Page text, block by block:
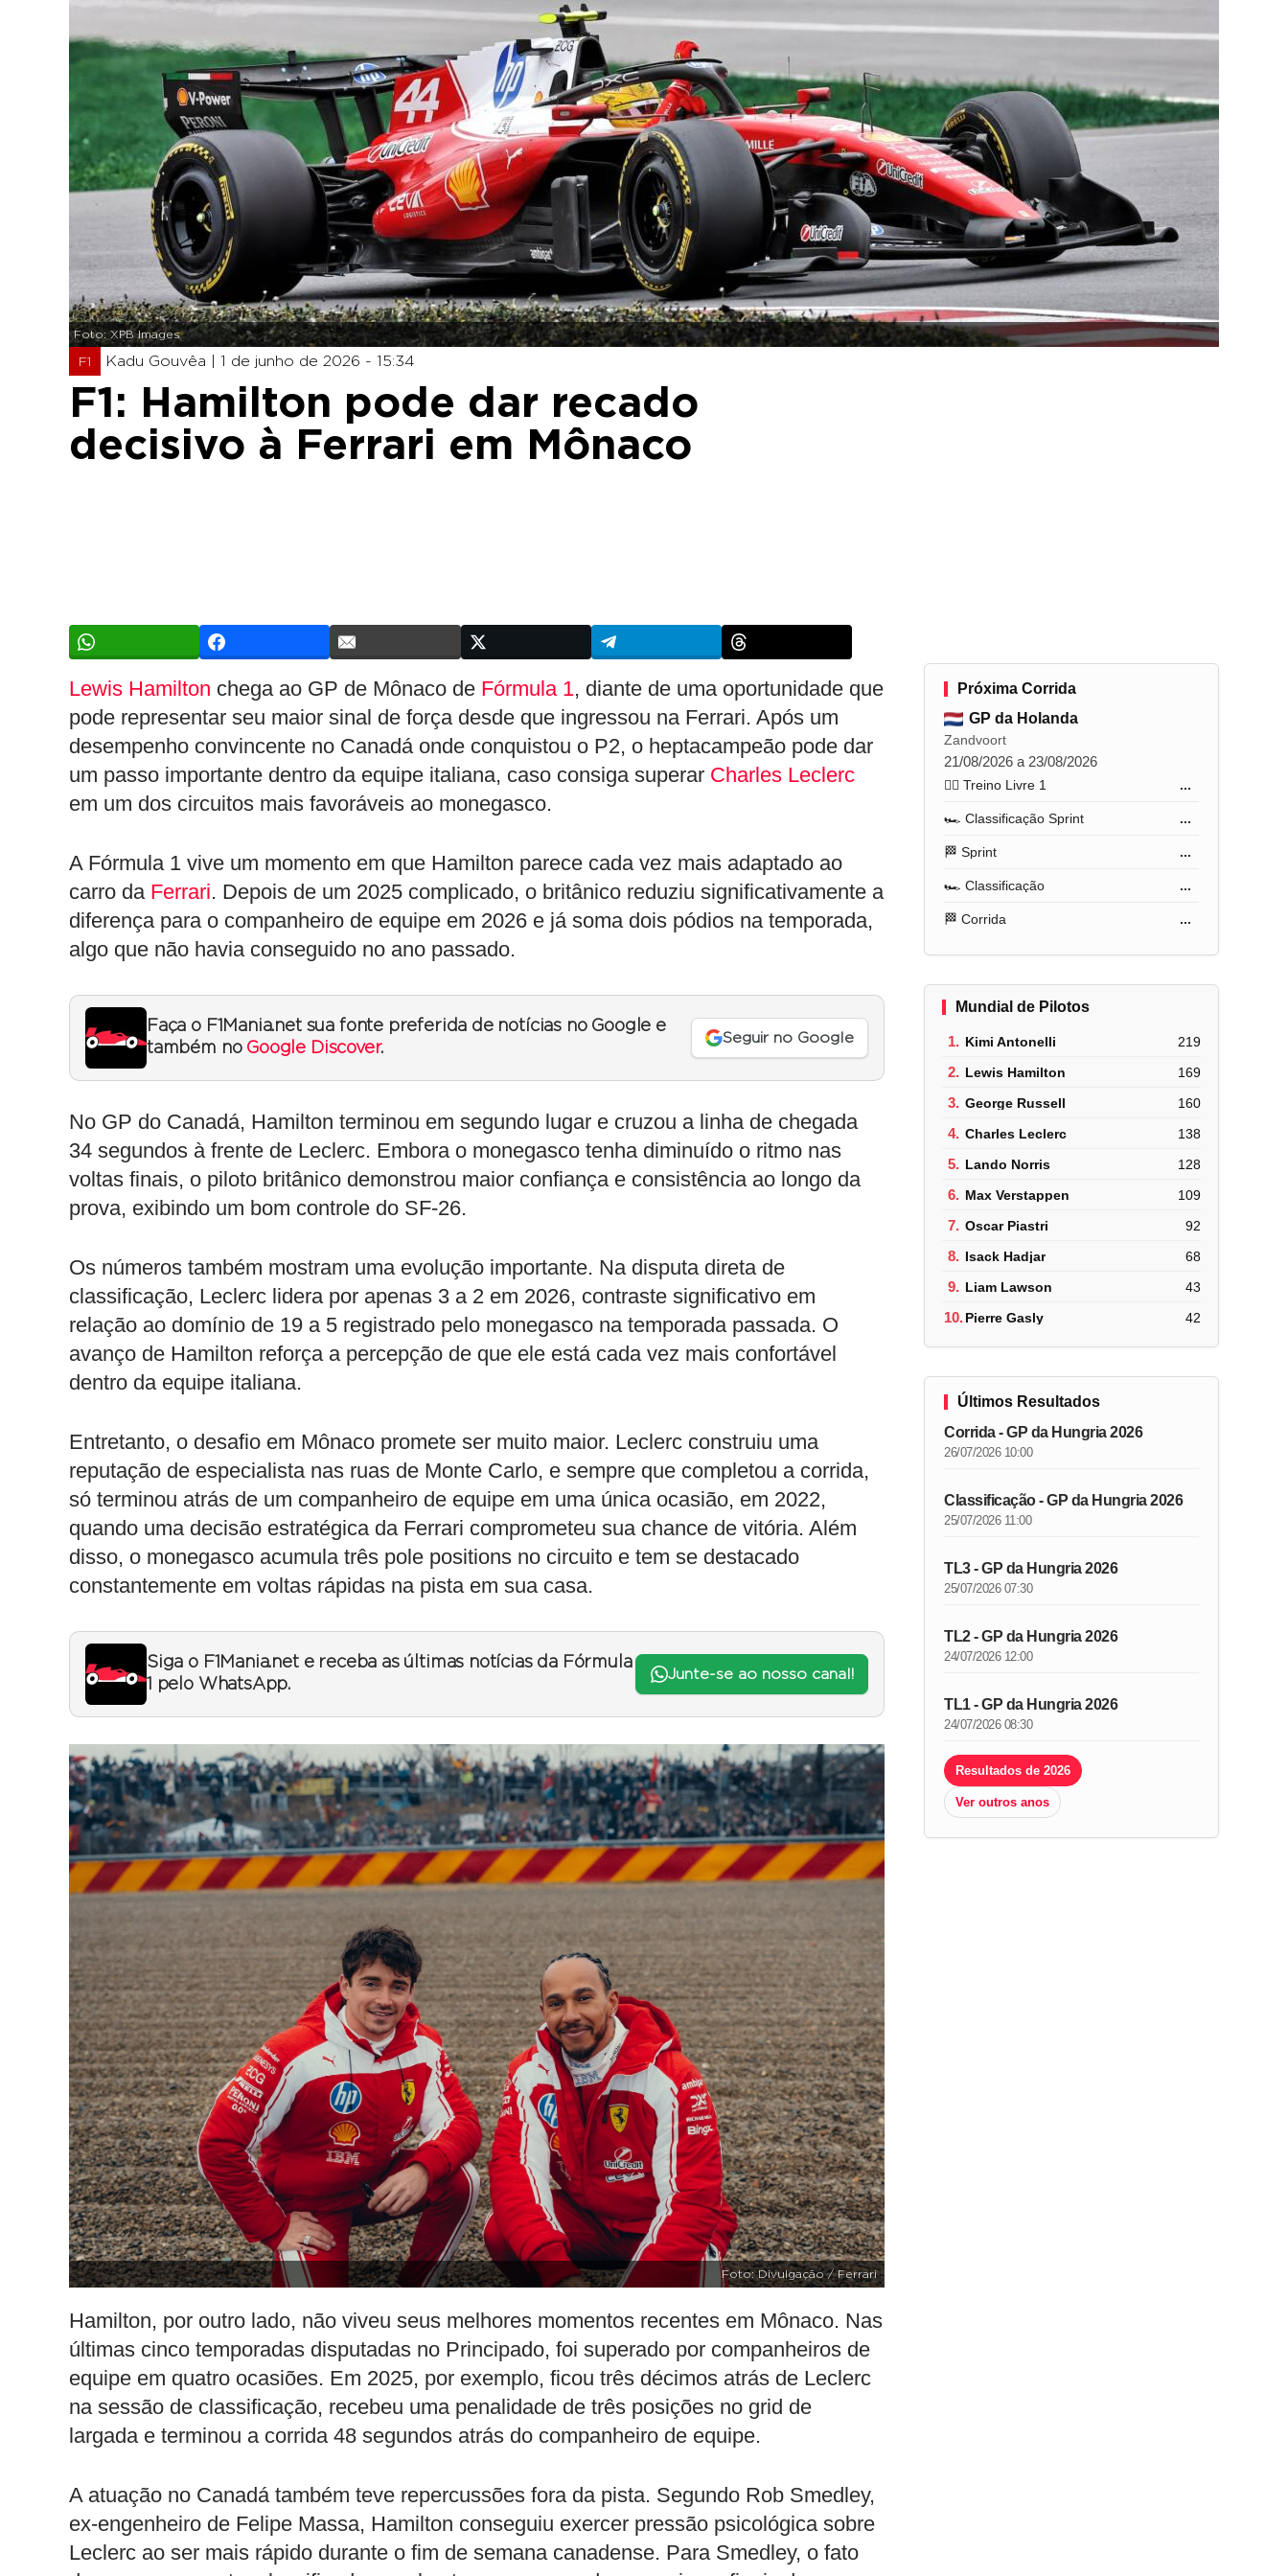
Foto: XPB Images
F1 Kadu Gouvêa | 1 de junho de 2026 - 15:34
F1: Hamilton pode dar recado
decisivo à Ferrari em Mônaco
Lewis Hamilton chega ao GP de Mônaco de Fórmula 1, diante de uma oportunidade que
pode representar seu maior sinal de força desde que ingressou na Ferrari. Após um
desempenho convincente no Canadá onde conquistou o P2, o heptacampeão pode dar
um passo importante dentro da equipe italiana, caso consiga superar Charles Leclerc
em um dos circuitos mais favoráveis ao monegasco.
A Fórmula 1 vive um momento em que Hamilton parece cada vez mais adaptado ao
carro da Ferrari. Depois de um 2025 complicado, o britânico reduziu significativamente a
diferença para o companheiro de equipe em 2026 e já soma dois pódios na temporada,
algo que não havia conseguido no ano passado.
Faça o F1Mania.net sua fonte preferida de notícias no Google e
também no Google Discover.
Seguir no Google
No GP do Canadá, Hamilton terminou em segundo lugar e cruzou a linha de chegada
34 segundos à frente de Leclerc. Embora o monegasco tenha diminuído o ritmo nas
voltas finais, o piloto britânico demonstrou maior confiança e consistência ao longo da
prova, exibindo um bom controle do SF-26.
Os números também mostram uma evolução importante. Na disputa direta de
classificação, Leclerc lidera por apenas 3 a 2 em 2026, contraste significativo em
relação ao domínio de 19 a 5 registrado pelo monegasco na temporada passada. O
avanço de Hamilton reforça a percepção de que ele está cada vez mais confortável
dentro da equipe italiana.
Entretanto, o desafio em Mônaco promete ser muito maior. Leclerc construiu uma
reputação de especialista nas ruas de Monte Carlo, e sempre que completou a corrida,
só terminou atrás de um companheiro de equipe em uma única ocasião, em 2022,
quando uma decisão estratégica da Ferrari comprometeu sua chance de vitória. Além
disso, o monegasco acumula três pole positions no circuito e tem se destacado
constantemente em voltas rápidas na pista em sua casa.
Siga o F1Mania.net e receba as últimas notícias da Fórmula
1 pelo WhatsApp.
Junte-se ao nosso canal!
Foto: Divulgação / Ferrari
Hamilton, por outro lado, não viveu seus melhores momentos recentes em Mônaco. Nas
últimas cinco temporadas disputadas no Principado, foi superado por companheiros de
equipe em quatro ocasiões. Em 2025, por exemplo, ficou três décimos atrás de Leclerc
na sessão de classificação, recebeu uma penalidade de três posições no grid de
largada e terminou a corrida 48 segundos atrás do companheiro de equipe.
A atuação no Canadá também teve repercussões fora da pista. Segundo Rob Smedley,
ex-engenheiro de Felipe Massa, Hamilton conseguiu exercer pressão psicológica sobre
Leclerc ao ser mais rápido durante o fim de semana canadense. Para Smedley, o fato
Próxima Corrida
GP da Holanda
Zandvoort
21/08/2026 a 23/08/2026
🏋️‍♂️ Treino Livre 1 ...
🏎️ Classificação Sprint ...
🏁 Sprint ...
🏎️ Classificação ...
🏁 Corrida ...
Mundial de Pilotos
1. Kimi Antonelli 219
2. Lewis Hamilton 169
3. George Russell 160
4. Charles Leclerc 138
5. Lando Norris 128
6. Max Verstappen 109
7. Oscar Piastri 92
8. Isack Hadjar 68
9. Liam Lawson 43
10.Pierre Gasly 42
Últimos Resultados
Corrida - GP da Hungria 2026
26/07/2026 10:00
Classificação - GP da Hungria 2026
25/07/2026 11:00
TL3 - GP da Hungria 2026
25/07/2026 07:30
TL2 - GP da Hungria 2026
24/07/2026 12:00
TL1 - GP da Hungria 2026
24/07/2026 08:30
Resultados de 2026
Ver outros anos